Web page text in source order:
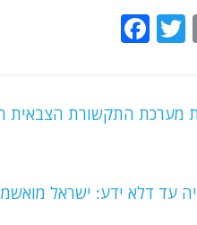
E
l
T
er
e
o
התקשורת הצבאית האסטרטגית
עד דלא ידע: ישראל